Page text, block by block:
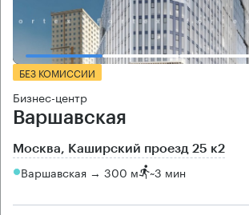
БЕЗ КОМИССИИ
Бизнес-центр
Варшавская
Москва, Каширский проезд 25 к2
Варшавская → 300 м ~3 мин